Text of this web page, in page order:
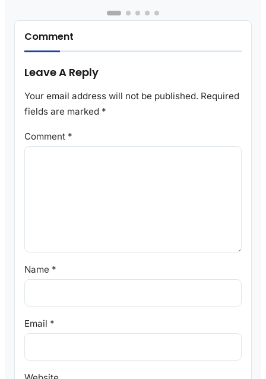
Comment
Leave A Reply
Your email address will not be published. Required
fields are marked *
Comment *
Name *
Email *